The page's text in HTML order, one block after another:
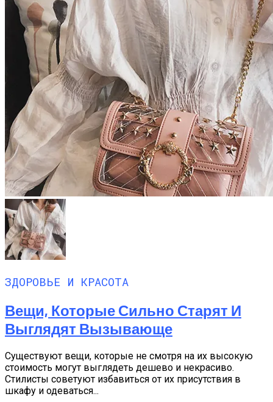
ЗДОРОВЬЕ И КРАСОТА
Вещи, Которые Сильно Старят И
Выглядят Вызывающе
Существуют вещи, которые не смотря на их высокую
стоимость могут выглядеть дешево и некрасиво.
Стилисты советуют избавиться от их присутствия в
шкафу и одеваться...